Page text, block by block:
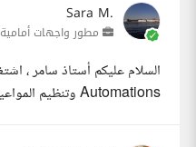
Sara M.
مطور واجهات أمامية
Automations وتنظيم المواعيد بشكل صحيح. سأقوم ...